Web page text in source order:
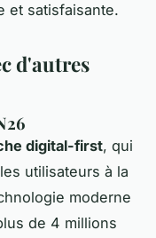
et satisfaisante.
d'autres
digital-first, qui
utilisateurs à la
moderne
de 4 millions